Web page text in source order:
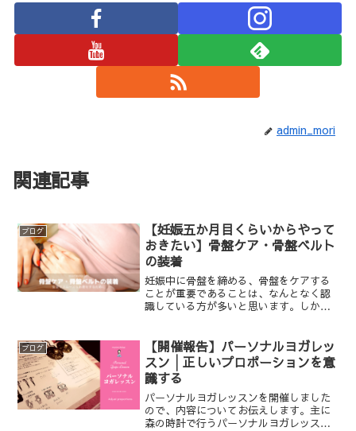
admin_mori
関連記事
ブログ
【妊娠五か月目くらいからやって
おきたい】骨盤ケア・骨盤ベルト
の装着
妊娠中に骨盤を締める、骨盤をケアする
ことが重要であることは、なんとなく認
識している方が多いと思います。しか
した。先日、助産院で骨盤ケアの方法に
ついて学びましたので、本稿...
ブログ
【開催報告】パーソナルヨガレッ
スン│正しいプロポーションを意
識する
パーソナルヨガレッスンを開催しました
ので、内容についてお伝えします。主に
森の時計で行うパーソナルヨガレッスン